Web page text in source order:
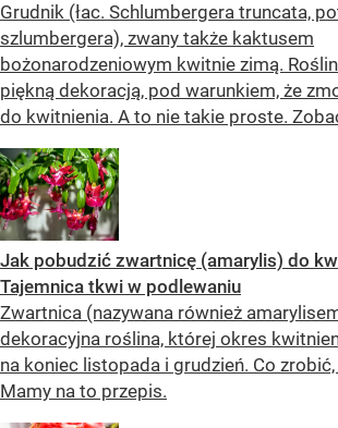
Grudnik (łac. Schlumbergera truncata,
szlumbergera), zwany także kaktusem
bożonarodzeniowym kwitnie zimą.
piękną dekoracją, pod warunkiem, że
do kwitnienia. A to nie takie proste.
Jak pobudzić zwartnicę (amarylis) do
Tajemnica tkwi w podlewaniu
Zwartnica (nazywana również
dekoracyjna roślina, której okres
na koniec listopada i grudzień. Co
Mamy na to przepis.